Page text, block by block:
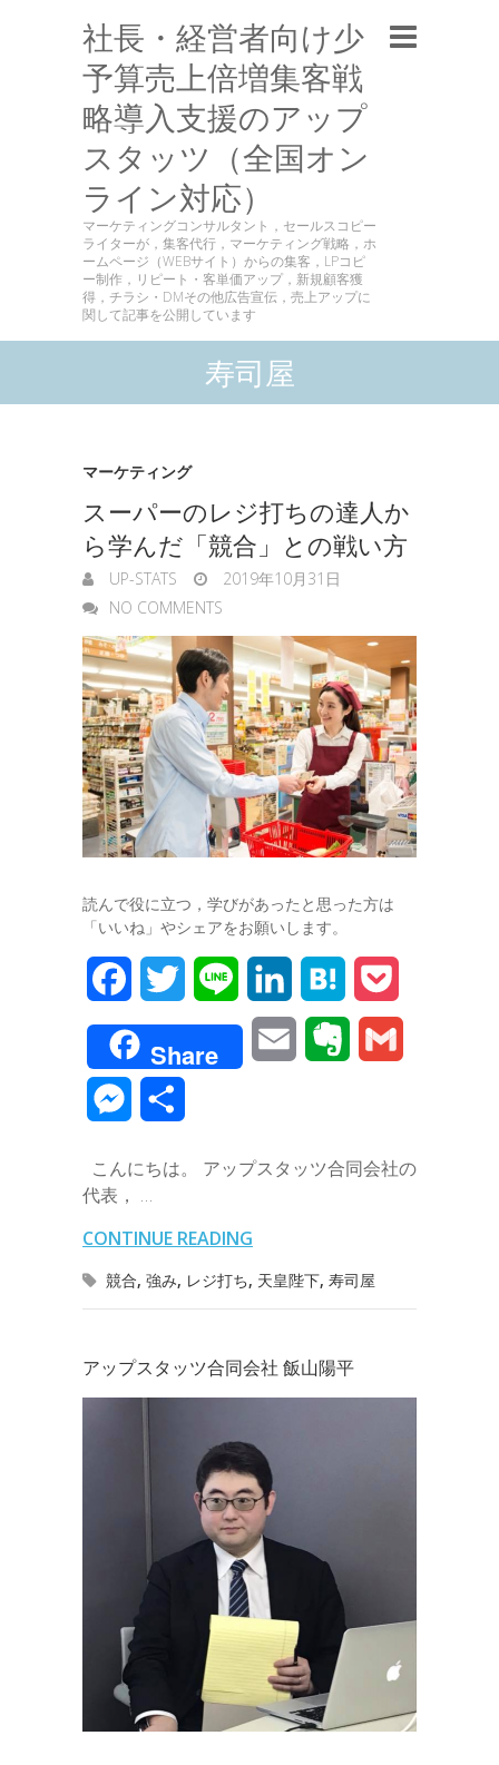
社長・経営者向け少
予算売上倍増集客戦
略導入支援のアップ
スタッツ（全国オン
ライン対応）
マーケティングコンサルタント，セールスコピー
ライターが，集客代行，マーケティング戦略，ホ
ームページ（WEBサイト）からの集客，LPコピ
ー制作，リピート・客単価アップ，新規顧客獲
得，チラシ・DMその他広告宣伝，売上アップに
関して記事を公開しています
寿司屋
マーケティング
スーパーのレジ打ちの達人か
ら学んだ「競合」との戦い方
UP-STATS
2019年10月31日
NO COMMENTS
読んで役に立つ，学びがあったと思った方は
「いいね」やシェアをお願いします。
a
c
e
o
o
k
w
i
r
i
n
i
n
n
a
t
n
o
c
e
Share
i
r
t
i
s
e
g
こんにちは。 アップスタッツ合同会社の
代表， …
CONTINUE READING
競合, 強み, レジ打ち, 天皇陛下, 寿司屋
アップスタッツ合同会社 飯山陽平